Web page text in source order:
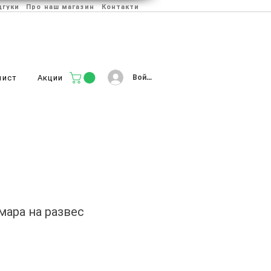
Про наш магазин Контакти
Акции Войти
на развес